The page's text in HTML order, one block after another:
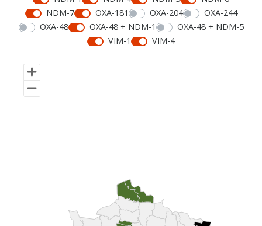
NDM-7
OXA-181 OXA-204
OXA-244
OXA-48
OXA-48 + NDM-1
OXA-48 + NDM-5
VIM-1
VIM-4